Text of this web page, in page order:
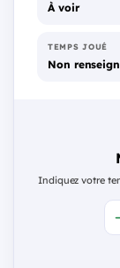
À voir
TEMPS JOUÉ
Non
Indiquez votre